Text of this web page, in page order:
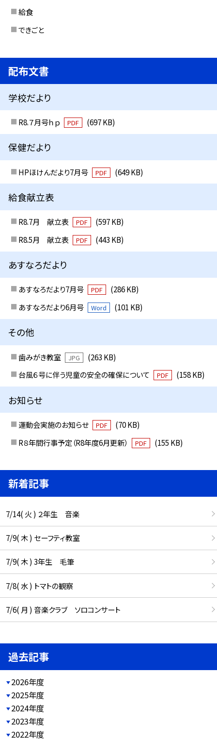
給食
できごと
配布文書
学校だより
R8.７月号ｈｐ PDF (697 KB)
保健だより
HPほけんだより7月号 PDF (649 KB)
給食献立表
R8.7月 献立表 PDF
(597 KB)
R8.5月 献立表
PDF (443 KB)
あすなろだより
あすなろだより7月号 PDF
(286 KB)
あすなろだより6月号
Word (101 KB)
その他
歯みがき教室 JPG
(263 KB)
台風６号に伴う児童の安全の確保について
PDF (158 KB)
お知らせ
運動会実施のお知らせ PDF
(70 KB)
R８年間行事予定（R8年度6月更新）
PDF (155 KB)
新着記事
7/14( 火 ) ２年生 音楽
7/9( 木 ) セーフティ教室
7/9( 木 ) 3年生 毛筆
7/8( 水 ) トマトの観察
7/6( 月 ) 音楽クラブ ソロコンサート
過去記事
2026年度
2025年度
2024年度
2023年度
2022年度